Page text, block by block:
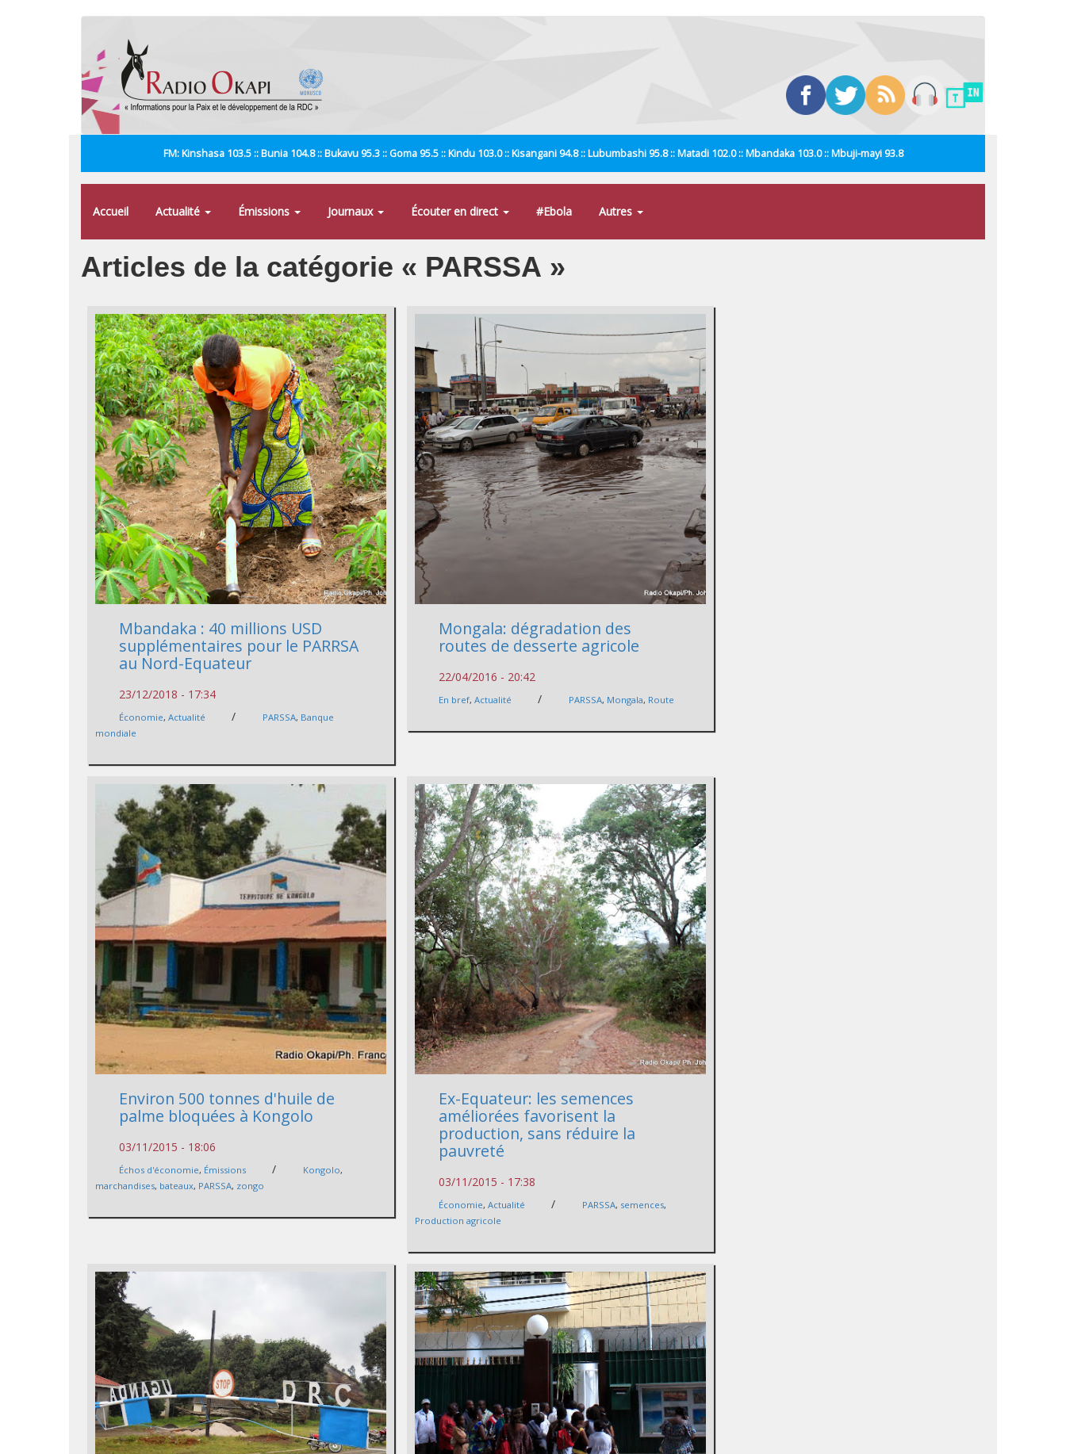
FM: Kinshasa 103.5 :: Bunia 104.8 :: Bukavu 95.3 :: Goma 95.5 :: Kindu 103.0 :: Kisangani 94.8 :: Lubumbashi 95.8 :: Matadi 102.0 :: Mbandaka 103.0 :: Mbuji-mayi 93.8
Accueil Actualité Émissions Journaux Écouter en direct #Ebola Autres
Articles de la catégorie « PARSSA »
Mbandaka : 40 millions USD
supplémentaires pour le PARRSA
au Nord-Equateur
23/12/2018 - 17:34
Économie,Actualité / PARSSA, Banque
mondiale
Mongala: dégradation des
routes de desserte agricole
22/04/2016 - 20:42
En bref,Actualité / PARSSA, Mongala, Route
Environ 500 tonnes d'huile de
palme bloquées à Kongolo
03/11/2015 - 18:06
Échos d'économie, Émissions / Kongolo,
marchandises, bateaux, PARSSA, zongo
Ex-Equateur: les semences
améliorées favorisent la
production, sans réduire la
pauvreté
03/11/2015 - 17:38
Économie,Actualité / PARSSA, semences,
Production agricole